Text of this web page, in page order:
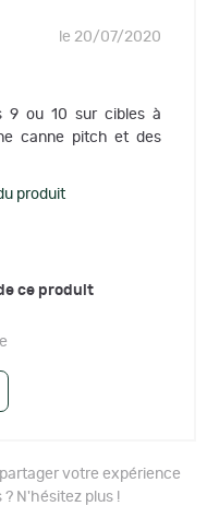
le 20/07/2020
9 ou 10 sur cibles à
canne pitch et des
produit
ce produit
votre expérience
N'hésitez plus !